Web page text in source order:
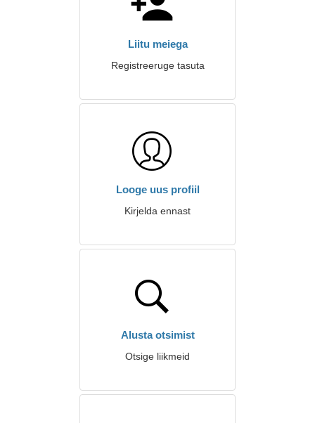
Liitu meiega
Registreeruge tasuta
Looge uus profiil
Kirjelda ennast
Alusta otsimist
Otsige liikmeid